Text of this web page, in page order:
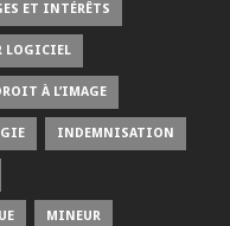
ET INTÉRÊTS
LOGICIEL
À L’IMAGE
INDEMNISATION
MINEUR